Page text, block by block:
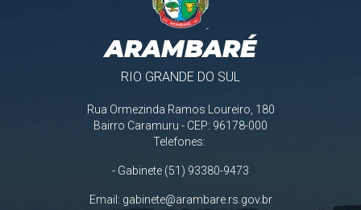
ARAMBARÉ
RIO GRANDE DO SUL
Rua Ormezinda Ramos Loureiro, 180
Bairro Caramuru - CEP: 96178-000
Telefones:
- Gabinete (51) 93380-9473
Email: gabinete@arambare.rs.gov.br